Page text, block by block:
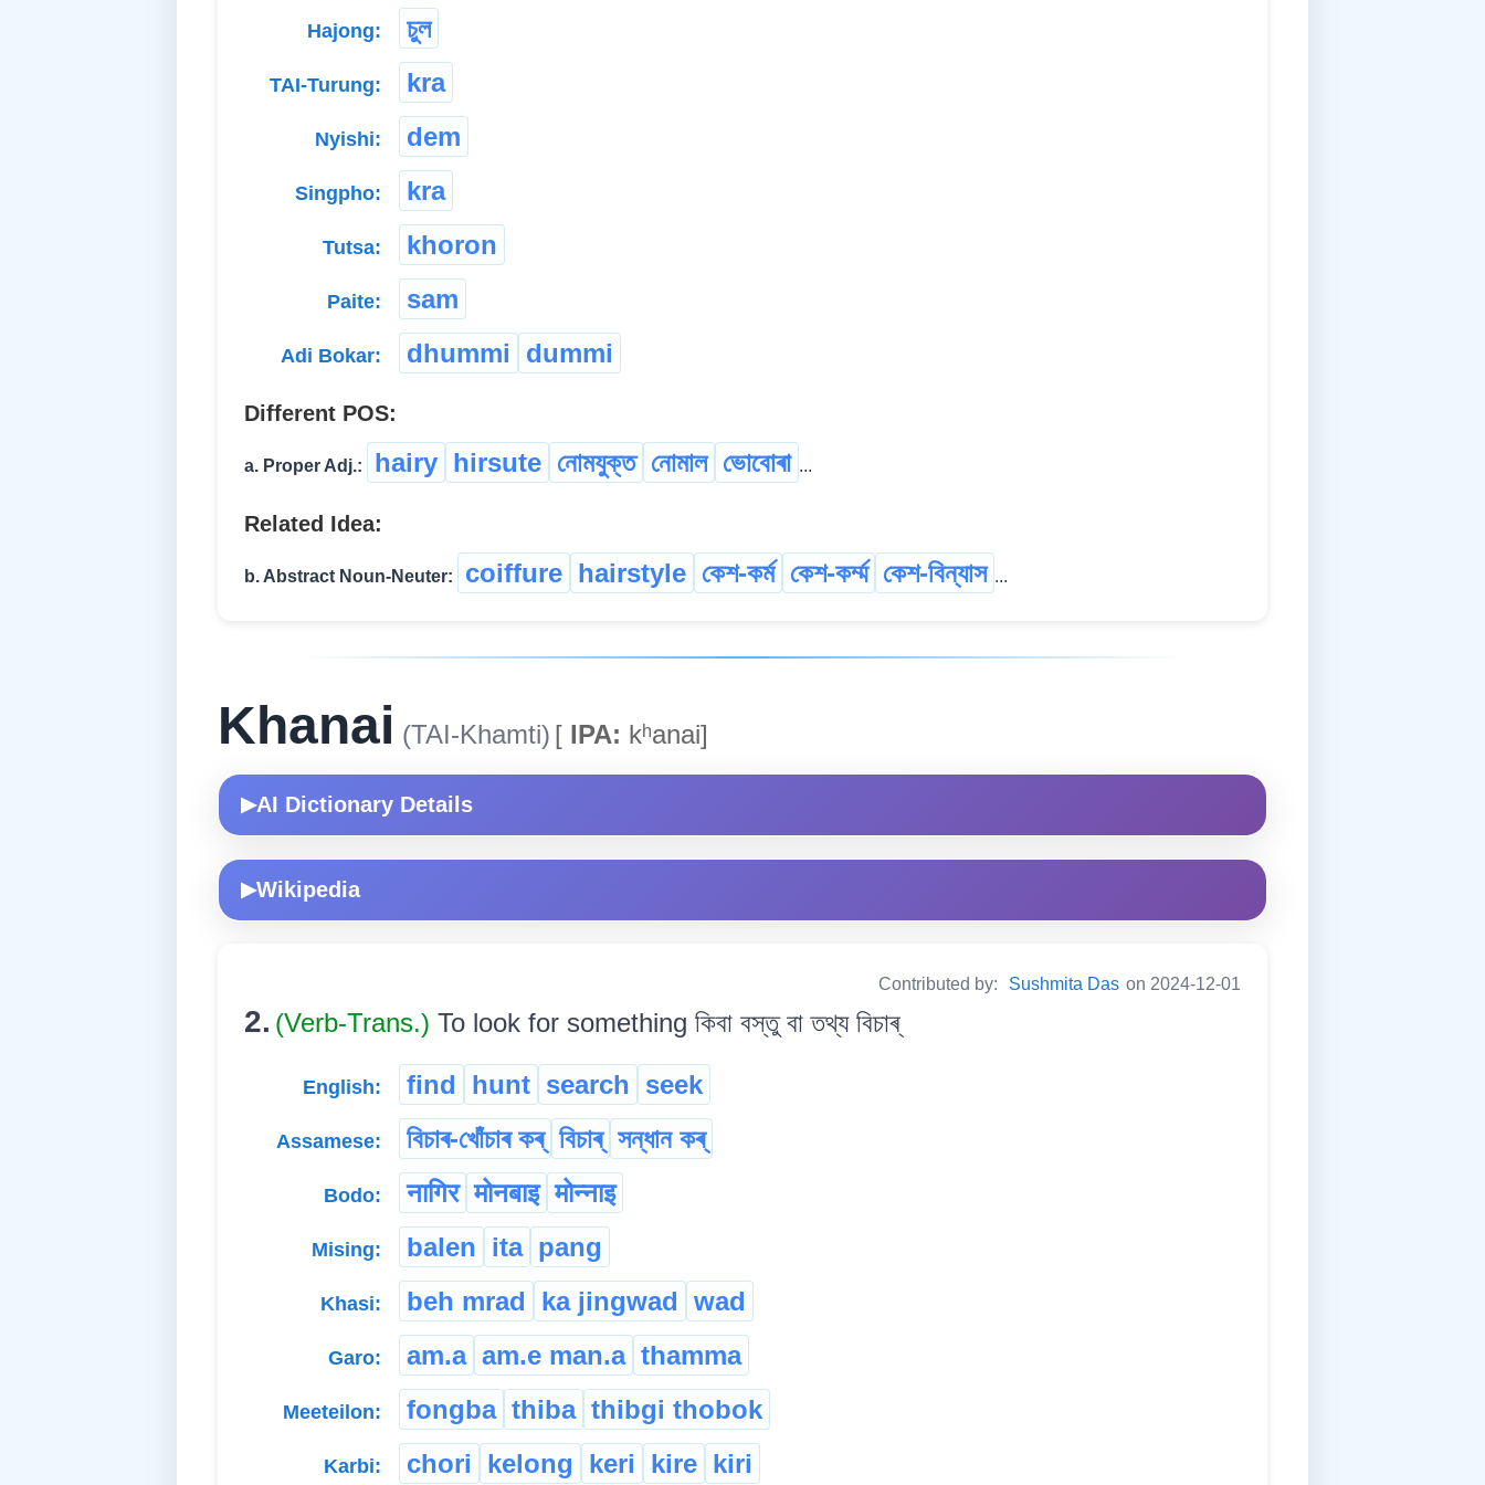
Hajong: চুল
TAI-Turung: kra
Nyishi: dem
Singpho: kra
Tutsa: khoron
Paite: sam
Adi Bokar: dhummi dummi
Different POS:
a. Proper Adj.: hairy hirsute নোমযুক্ত নোমাল ভোবোৰা ...
Related Idea:
b. Abstract Noun-Neuter: coiffure hairstyle কেশ-কৰ্ম কেশ-কৰ্ম্ম কেশ-বিন্যাস ...
Khanai (TAI-Khamti) [ IPA: kʰanai]
▶AI Dictionary Details
▶Wikipedia
Contributed by: Sushmita Das on 2024-12-01
2. (Verb-Trans.) To look for something কিবা বস্তু বা তথ্য বিচাৰ্‌
English: find hunt search seek
Assamese: বিচাৰ-খোঁচাৰ কৰ্ বিচাৰ্ সন্ধান কৰ্
Bodo: नागिर मोनबाइ मोन्नाइ
Mising: balen ita pang
Khasi: beh mrad ka jingwad wad
Garo: am.a am.e man.a thamma
Meeteilon: fongba thiba thibgi thobok
Karbi: chori kelong keri kire kiri